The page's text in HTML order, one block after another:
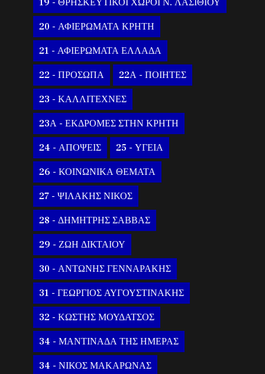
19 - ΘΡΗΣΚΕΥΤΙΚΟΙ ΧΩΡΟΙ Ν. ΛΑΣΙΘΙΟΥ
20 - ΑΦΙΕΡΩΜΑΤΑ ΚΡΗΤΗ
21 - ΑΦΙΕΡΩΜΑΤΑ ΕΛΛΑΔΑ
22 - ΠΡΟΣΩΠΑ 22Α - ΠΟΙΗΤΕΣ
23 - ΚΑΛΛΙΤΕΧΝΕΣ
23Α - ΕΚΔΡΟΜΕΣ ΣΤΗΝ ΚΡΗΤΗ
24 - ΑΠΟΨΕΙΣ 25 - ΥΓΕΙΑ
26 - ΚΟΙΝΩΝΙΚΑ ΘΕΜΑΤΑ
27 - ΨΙΛΑΚΗΣ ΝΙΚΟΣ
28 - ΔΗΜΗΤΡΗΣ ΣΑΒΒΑΣ
29 - ΖΩΗ ΔΙΚΤΑΙΟΥ
30 - ΑΝΤΩΝΗΣ ΓΕΝΝΑΡΑΚΗΣ
31 - ΓΕΩΡΓΙΟΣ ΑΥΓΟΥΣΤΙΝΑΚΗΣ
32 - ΚΩΣΤΗΣ ΜΟΥΔΑΤΣΟΣ
34 - ΜΑΝΤΙΝΑΔΑ ΤΗΣ ΗΜΕΡΑΣ
34 - ΝΙΚΟΣ ΜΑΚΑΡΩΝΑΣ